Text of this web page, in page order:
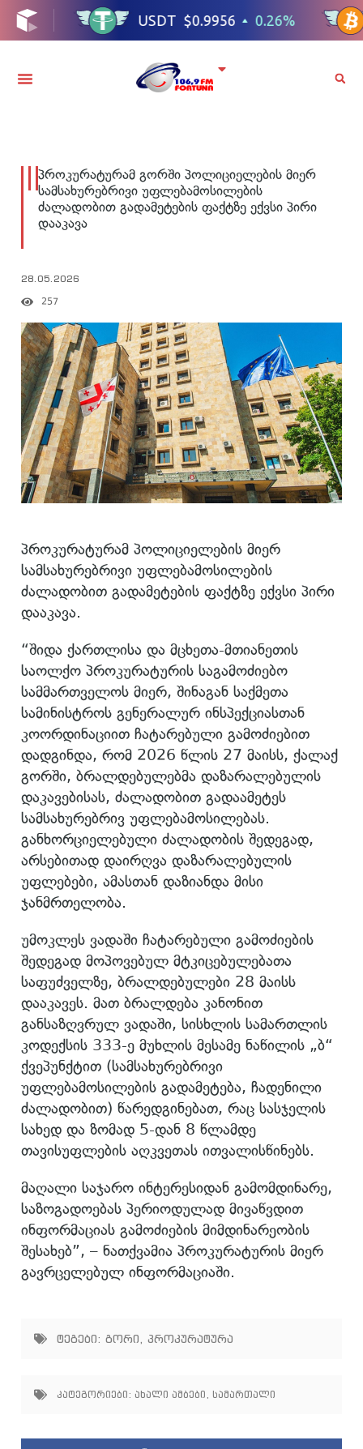
პროკურატურამ გორში პოლიციელების მიერ
სამსახურებრივი უფლებამოსილების
ძალადობით გადამეტების ფაქტზე ექვსი პირი
დააკავა
28.05.2026
257
პროკურატურამ პოლიციელების მიერ
სამსახურებრივი უფლებამოსილების
ძალადობით გადამეტების ფაქტზე ექვსი პირი
დააკავა.
“შიდა ქართლისა და მცხეთა-მთიანეთის
საოლქო პროკურატურის საგამოძიებო
სამმართველოს მიერ, შინაგან საქმეთა
სამინისტროს გენერალურ ინსპექციასთან
კოორდინაციით ჩატარებული გამოძიებით
დადგინდა, რომ 2026 წლის 27 მაისს, ქალაქ
გორში, ბრალდებულებმა დაზარალებულის
დაკავებისას, ძალადობით გადაამეტეს
სამსახურებრივ უფლებამოსილებას.
განხორციელებული ძალადობის შედეგად,
არსებითად დაირღვა დაზარალებულის
უფლებები, ამასთან დაზიანდა მისი
ჯანმრთელობა.
უმოკლეს ვადაში ჩატარებული გამოძიების
შედეგად მოპოვებულ მტკიცებულებათა
საფუძველზე, ბრალდებულები 28 მაისს
დააკავეს. მათ ბრალდება კანონით
განსაზღვრულ ვადაში, სისხლის სამართლის
კოდექსის 333-ე მუხლის მესამე ნაწილის „ბ“
ქვეპუნქტით (სამსახურებრივი
უფლებამოსილების გადამეტება, ჩადენილი
ძალადობით) წარედგინებათ, რაც სასჯელის
სახედ და ზომად 5-დან 8 წლამდე
თავისუფლების აღკვეთას ითვალისწინებს.
მაღალი საჯარო ინტერესიდან გამომდინარე,
საზოგადოებას პერიოდულად მივაწვდით
ინფორმაციას გამოძიების მიმდინარეობის
შესახებ”, – ნათქვამია პროკურატურის მიერ
გავრცელებულ ინფორმაციაში.
ტეგები: გორი პროკურატურა
კატეგორიები: ახალი ამბები , სამართალი